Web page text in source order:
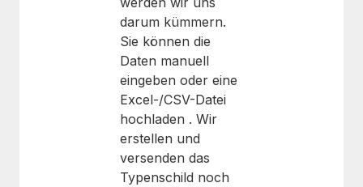
darum kümmern.
Sie können die
Daten manuell
eingeben oder eine
Excel-/CSV-Datei
hochladen . Wir
erstellen und
versenden das
Typenschild noch